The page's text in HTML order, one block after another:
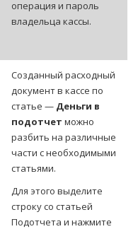
операция и пароль
владельца кассы.
Созданный расходный
документ в кассе по
статье — Деньги в
подотчет можно
разбить на различные
части с необходимыми
статьями.
Для этого выделите
строку со статьей
Подотчета и нажмите